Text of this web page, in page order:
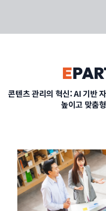
PORTFOLIO
CONTACT
정부지원사업
E
콘텐츠 관리의 혁신: AI 기반
높이고 맞춤